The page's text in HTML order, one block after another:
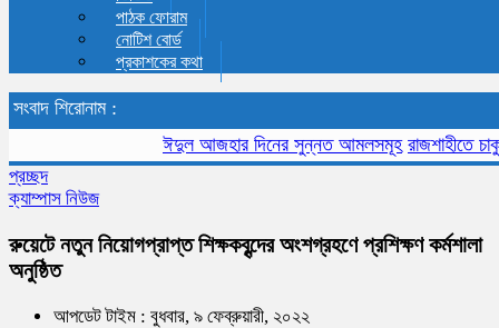
পাঠক ফোরাম
নোটিশ বোর্ড
প্রকাশকের কথা
সংবাদ শিরোনাম :
ঈদুল আজহার দিনের সুন্নত আমলসমূহ রাজশাহীতে চাকুরী
প্রচ্ছদ
ক্যাম্পাস নিউজ
রুয়েটে নতুন নিয়োগপ্রাপ্ত শিক্ষকবৃন্দের অংশগ্রহণে প্রশিক্ষণ কর্মশালা
অনুষ্ঠিত
আপডেট টাইম : বুধবার, ৯ ফেব্রুয়ারী, ২০২২